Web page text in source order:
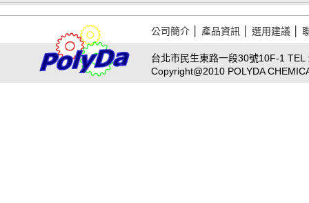
公司簡介 產品資訊 選用建議
台北市民生東路一段30號10F-1
Copyright@2010 POLYDA